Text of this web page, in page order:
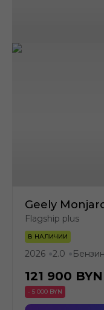
Geely
Flagship plus
В НАЛИЧИИ
2026 ●2.0 ● Бензин
121 900 BYN
- 5 000 BYN